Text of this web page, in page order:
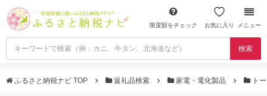
限度額をチェック お気に入り メニュー
検索
ふるさと納税ナビ TOP 返礼品検索 家電・電化製品 ト